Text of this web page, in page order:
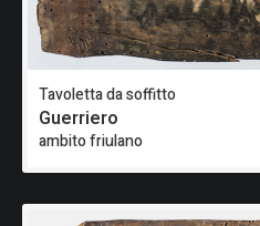
Tavoletta da soffitto
Guerriero
ambito friulano